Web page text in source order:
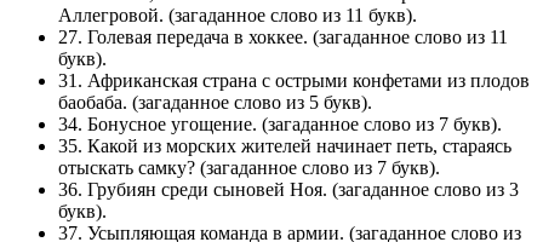
Аллегровой. (загаданное слово из 11 букв).
27. Голевая передача в хоккее. (загаданное слово из 11
букв).
31. Африканская страна с острыми конфетами из плодов
баобаба. (загаданное слово из 5 букв).
34. Бонусное угощение. (загаданное слово из 7 букв).
35. Какой из морских жителей начинает петь, стараясь
отыскать самку? (загаданное слово из 7 букв).
36. Грубиян среди сыновей Ноя. (загаданное слово из 3
букв).
37. Усыпляющая команда в армии. (загаданное слово из